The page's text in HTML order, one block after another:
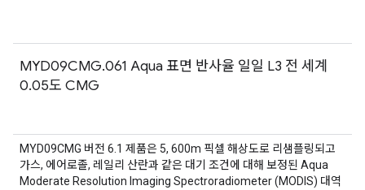
MYD09CMG.061 Aqua 표면 반사율 일일 L3 전 세계
0.05도 CMG
MYD09CMG 버전 6.1 제품은 5, 600m 픽셀 해상도로 리샘플링되고
가스, 에어로졸, 레일리 산란과 같은 대기 조건에 대해 보정된 Aqua
Moderate Resolution Imaging Spectroradiometer (MODIS) 대역